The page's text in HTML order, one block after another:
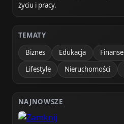
życiu i pracy.
TEMATY
Biznes
Edukacja Finanse
Lifestyle
Nieruchomości
NAJNOWSZE